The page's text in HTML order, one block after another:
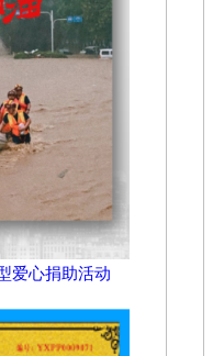
爱心捐助活动